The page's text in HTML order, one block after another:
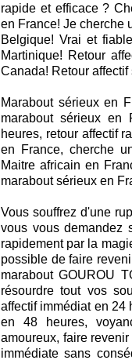
rapide et efficace ?
en France! Je cherche
Belgique! Vrai et
Martinique! Retour
Canada! Retour
Marabout sérieux en
marabout sérieux en
heures, retour affectif
en France, cherche
Maitre africain en
marabout sérieux en
Vous souffrez d'une
vous vous demandez
rapidement par la
possible de faire
marabout GOUROU
résourdre tout vos
affectif immédiat en 24
en 48 heures,
amoureux, faire
immédiate sans